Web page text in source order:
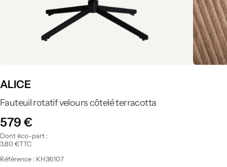
ALICE
Fauteuil rotatif velours côtelé terracotta
579 €
Dont éco-part :
3,80 €TTC
Référence : KH36107
Tout voir